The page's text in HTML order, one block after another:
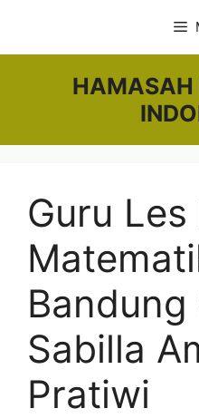
content
HAMASAH
Guru
Bandung
Sabilla
Pratiwi